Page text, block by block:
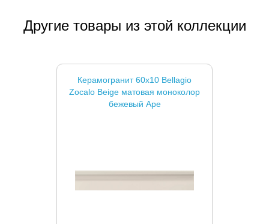
Другие товары из этой коллекции
Керамогранит 60x10 Bellagio
Zocalo Beige матовая моноколор
бежевый Ape